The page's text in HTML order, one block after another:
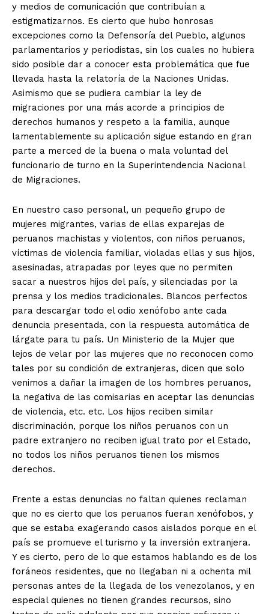
y medios de comunicación que contribuían a
estigmatizarnos. Es cierto que hubo honrosas
excepciones como la Defensoría del Pueblo, algunos
parlamentarios y periodistas, sin los cuales no hubiera
sido posible dar a conocer esta problemática que fue
llevada hasta la relatoría de la Naciones Unidas.
Asimismo que se pudiera cambiar la ley de
migraciones por una más acorde a principios de
derechos humanos y respeto a la familia, aunque
lamentablemente su aplicación sigue estando en gran
parte a merced de la buena o mala voluntad del
funcionario de turno en la Superintendencia Nacional
de Migraciones.
En nuestro caso personal, un pequeño grupo de
mujeres migrantes, varias de ellas exparejas de
peruanos machistas y violentos, con niños peruanos,
víctimas de violencia familiar, violadas ellas y sus hijos,
asesinadas, atrapadas por leyes que no permiten
sacar a nuestros hijos del país, y silenciadas por la
prensa y los medios tradicionales. Blancos perfectos
para descargar todo el odio xenófobo ante cada
denuncia presentada, con la respuesta automática de
lárgate para tu país. Un Ministerio de la Mujer que
lejos de velar por las mujeres que no reconocen como
tales por su condición de extranjeras, dicen que solo
venimos a dañar la imagen de los hombres peruanos,
la negativa de las comisarias en aceptar las denuncias
de violencia, etc. etc. Los hijos reciben similar
discriminación, porque los niños peruanos con un
padre extranjero no reciben igual trato por el Estado,
no todos los niños peruanos tienen los mismos
derechos.
Frente a estas denuncias no faltan quienes reclaman
que no es cierto que los peruanos fueran xenófobos, y
que se estaba exagerando casos aislados porque en el
país se promueve el turismo y la inversión extranjera.
Y es cierto, pero de lo que estamos hablando es de los
foráneos residentes, que no llegaban ni a ochenta mil
personas antes de la llegada de los venezolanos, y en
especial quienes no tienen grandes recursos, sino